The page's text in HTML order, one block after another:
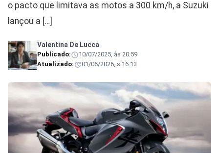
o pacto que limitava as motos a 300 km/h, a Suzuki
lançou a […]
Valentina De Lucca
Publicado:
10/07/2025, às 20:59
Atualizado:
01/06/2026, s 16:13